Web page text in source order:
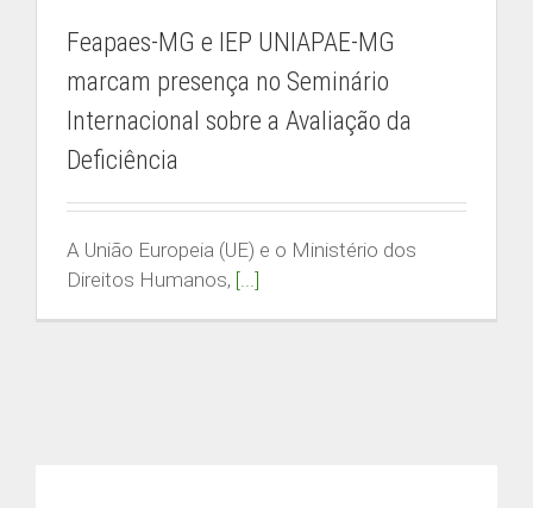
Feapaes-MG e IEP UNIAPAE-MG
marcam presença no Seminário
Internacional sobre a Avaliação da
Deficiência
A União Europeia (UE) e o Ministério dos
Direitos Humanos, [...]